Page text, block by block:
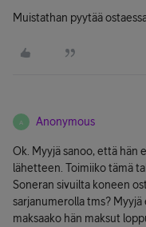
Muistathan pyytää
A Anonymous
Ok. Myyjä sanoo, että hän
lähetteen. Toimiiko tämä
Soneran sivuilta koneen
sarjanumerolla tms?
maksaako hän maksut